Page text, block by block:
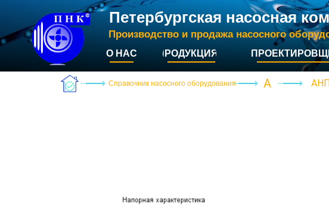
Петербургская насосная
ПРОДУКЦИЯ
О НАС
Производство и продажа насосного
Справочник насосного оборудования А